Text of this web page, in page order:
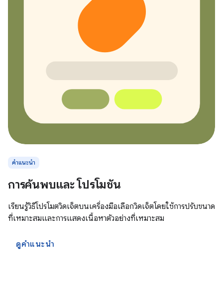
คำแนะนำ
การค้นพบและ โปรโมชัน
เรียนรู้วิธีโปรโมตวิดเจ็ตบนเครื่องมือเลือกวิดเจ็ตโดยใช้การปรับขนาด
ที่เหมาะสมและการแสดงเนื้อหาตัวอย่างที่เหมาะสม
ดูคำแนะนำ